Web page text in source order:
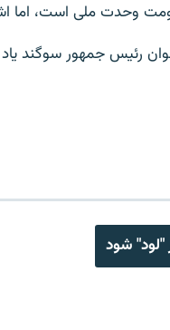
وحدت ملی است، اما
رئیس جمهور سوگند
"لود" شود